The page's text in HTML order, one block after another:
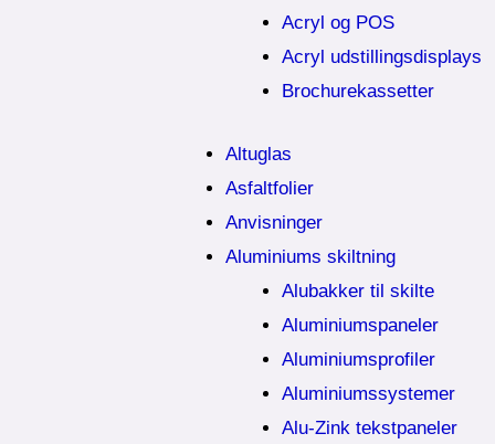
Acryl og POS
Acryl udstillingsdisplays
Brochurekassetter
Altuglas
Asfaltfolier
Anvisninger
Aluminiums skiltning
Alubakker til skilte
Aluminiumspaneler
Aluminiumsprofiler
Aluminiumssystemer
Alu-Zink tekstpaneler